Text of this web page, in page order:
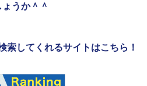
うか＾＾
索してくれるサイトはこちら！